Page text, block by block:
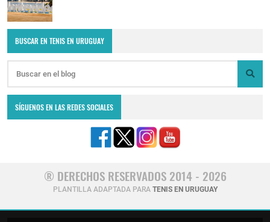
BUSCAR EN TENIS EN URUGUAY
SÍGUENOS EN LAS REDES SOCIALES
® DERECHOS RESERVADOS 2014 - 2026
PLANTILLA ADAPTADA PARA TENIS EN URUGUAY